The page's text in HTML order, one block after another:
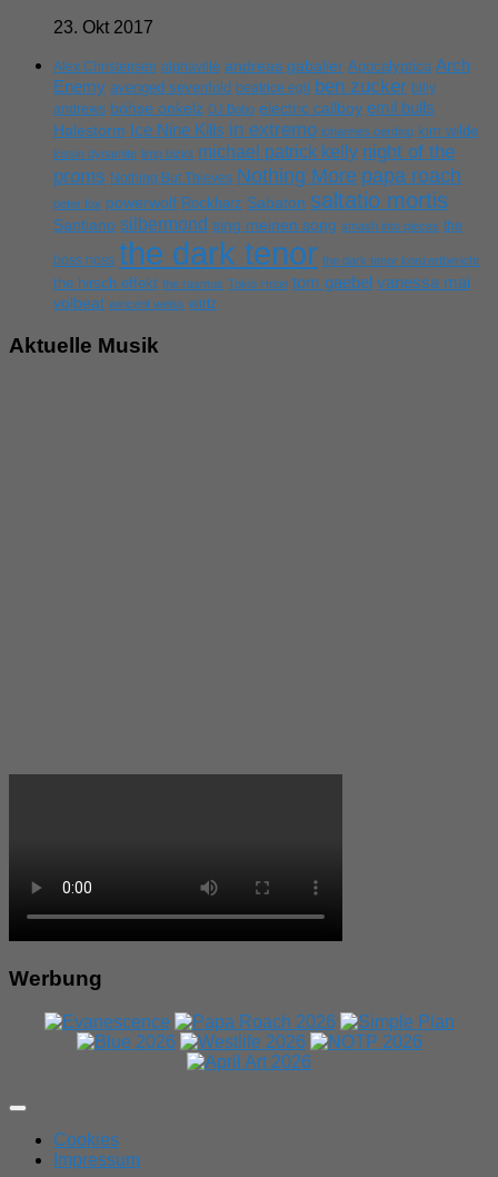
23. Okt 2017
Alex Christensen alphaville andreas gabalier Apocalyptica Arch
Enemy avenged sevenfold beatrice egli ben zucker billy
andrews böhse onkelz DJ Bobo electric callboy emil bulls
Halestorm Ice Nine Kills in extremo johannes oerding kim wilde
kissin dynamite limp bizkit michael patrick kelly night of the
proms Nothing But Thieves Nothing More papa roach
peter fox powerwolf Rockharz Sabaton saltatio mortis
Santiano silbermond sing meinen song smash into pieces the
boss hoss the dark tenor the dark tenor konzertbericht
the hirsch effekt the rasmus Tokio Hotel tom gaebel vanessa mai
volbeat wincent weiss wirtz
Aktuelle Musik
Werbung
Expand
Cookies
Impressum